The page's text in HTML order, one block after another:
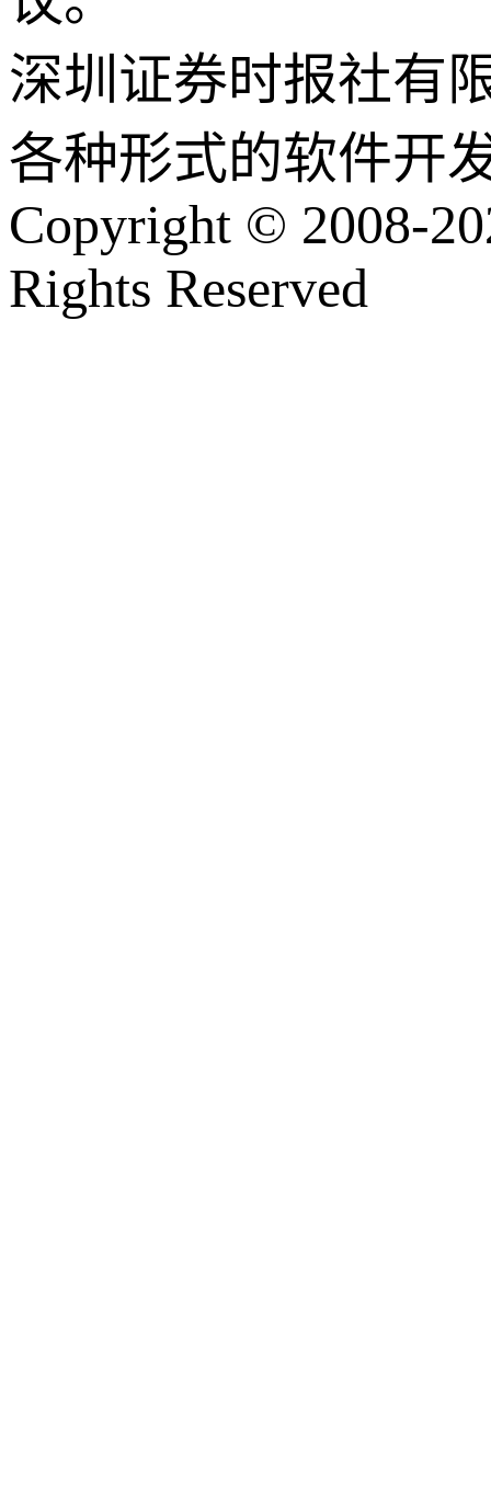
深圳证券时报社有
各种形式的软件开
Copyright © 2008-
Rights Reserved